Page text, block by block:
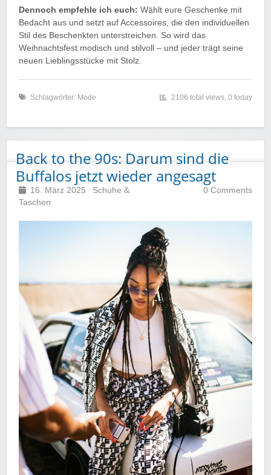
Dennoch empfehle ich euch: Wählt eure Geschenke mit
Bedacht aus und setzt auf Accessoires, die den individuellen
Stil des Beschenkten unterstreichen. So wird das
Weihnachtsfest modisch und stilvoll – und jeder trägt seine
neuen Lieblingsstücke mit Stolz.
Schlagwörter: Mode 2106 total views, 0 today
Back to the 90s: Darum sind die
Buffalos jetzt wieder angesagt
16. März 2025
Schuhe &
Taschen
0 Comments